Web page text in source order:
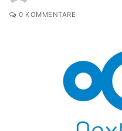
0 KOMMENTARE